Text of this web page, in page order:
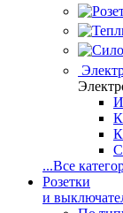
...Все
Розетки
и